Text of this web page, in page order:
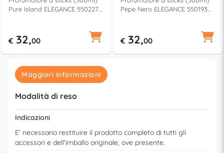
Pure Island ELEGANCE 550227
€ 32,00
Pepe Nero ELEGANCE 550193
€ 32,00
Maggiori informazioni
Modalità di reso
Indicazioni
E' necessario restituire il prodotto completo di tutti gli
accessori e dell'imballo originale, ove presente.